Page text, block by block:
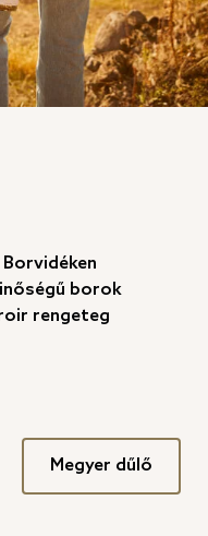
borok
rengeteg
Megyer dűlő